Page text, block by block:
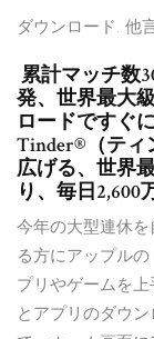
ダウンロード. 他
累計マッチ数
発、世界最大
ロードですぐ
Tinder®（ティ
広げる、世界
り、毎日
今年の大型連休
る方にアップル
プリやゲームを
とアプリのダウ